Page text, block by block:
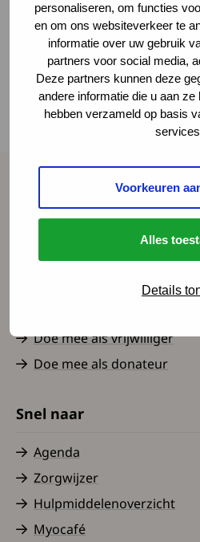
personaliseren, om functies
en om ons websiteverkeer te
informatie over uw gebruik
partners voor social media,
Deze partners kunnen deze
andere informatie die u aan
hebben verzameld op basis
Voorkeuren
Alles
Details
Prof. dr. Jan Verschuuren
tijdens de Spierziektedag
tijdens het LEMS-
presentatie over de
onderzoek. Hij ging in op
Spierziekten Nederland
Over ons
Doe mee als vrijwilliger
Doe mee als donateur
Snel naar
Agenda
Zorgwijzer
Hulpmiddelenoverzicht
Myocafé